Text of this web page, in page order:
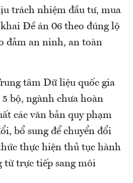
trách nhiệm đầu tư, mua
Đề án 06 theo đúng lộ
đảm an ninh, an toàn
tâm Dữ liệu quốc gia
bộ, ngành chưa hoàn
các văn bản quy phạm
bổ sung để chuyển đổi
thực hiện thủ tục hành
từ trực tiếp sang môi